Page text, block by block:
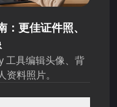
更佳证件照、
工具编辑头像、背
料照片。